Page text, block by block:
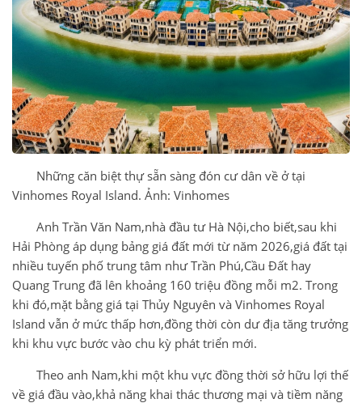
Những căn biệt thự sẵn sàng đón cư dân về ở tại
Vinhomes Royal Island. Ảnh: Vinhomes
Anh Trần Văn Nam,nhà đầu tư Hà Nội,cho biết,sau khi
Hải Phòng áp dụng bảng giá đất mới từ năm 2026,giá đất tại
nhiều tuyến phố trung tâm như Trần Phú,Cầu Đất hay
Quang Trung đã lên khoảng 160 triệu đồng mỗi m2. Trong
khi đó,mặt bằng giá tại Thủy Nguyên và Vinhomes Royal
Island vẫn ở mức thấp hơn,đồng thời còn dư địa tăng trưởng
khi khu vực bước vào chu kỳ phát triển mới.
Theo anh Nam,khi một khu vực đồng thời sở hữu lợi thế
về giá đầu vào,khả năng khai thác thương mại và tiềm năng